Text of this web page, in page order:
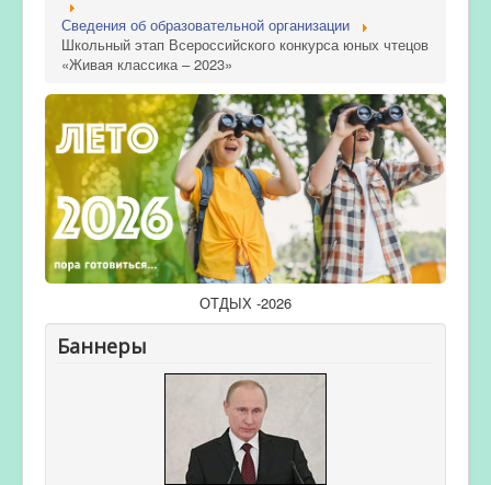
Сведения об образовательной организации
Школьный этап Всероссийского конкурса юных чтецов
«Живая классика – 2023»
ОТДЫХ -2026
Баннеры